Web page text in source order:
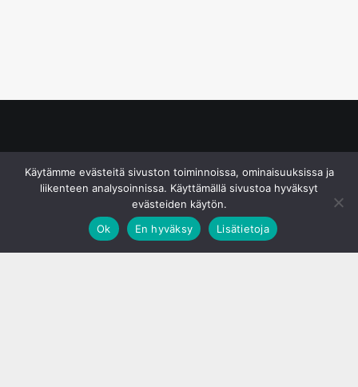
Käytämme evästeitä sivuston toiminnoissa, ominaisuuksissa ja
liikenteen analysoinnissa. Käyttämällä sivustoa hyväksyt
evästeiden käytön.
Ok
En hyväksy Lisätietoja